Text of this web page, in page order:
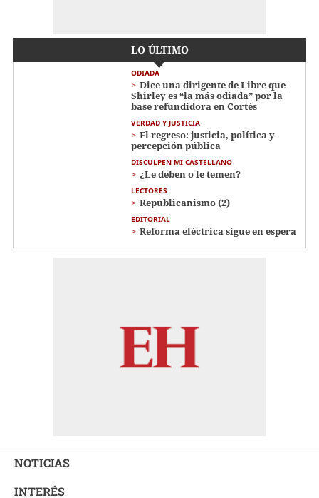
LO ÚLTIMO
ODIADA
Dice una dirigente de Libre que
Shirley es “la más odiada” por la
base refundidora en Cortés
VERDAD Y JUSTICIA
El regreso: justicia, política y
percepción pública
DISCULPEN MI CASTELLANO
¿Le deben o le temen?
LECTORES
Republicanismo (2)
EDITORIAL
Reforma eléctrica sigue en espera
NOTICIAS
INTERÉS